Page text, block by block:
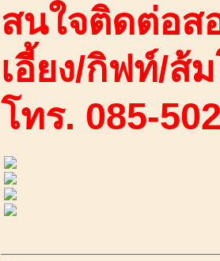
สนใจติดต่อส
เอี้ยง/กิฟท์/ส้
โทร. 085-